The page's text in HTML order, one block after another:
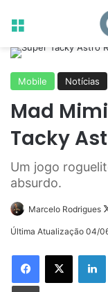
Menu
Mobile Notícias
Mad
Tacky
Um jogo
absurdo.
Marcelo Rodrigues
Última Atualização 04/
Imprimir